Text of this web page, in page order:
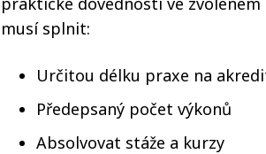
musí splnit:
Určitou délku praxe na
Předepsaný počet výkonů
Absolvovat stáže a kurzy